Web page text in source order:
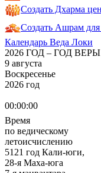
Создать Дхарма
Создать Ашрам для
Календарь Веда Локи
2026 ГОД – ГОД
9 августа
Воскресенье
2026 год
00:00:00
Время
по ведическому
летоисчислению
5121 год Кали-юги,
28-я Маха-юга